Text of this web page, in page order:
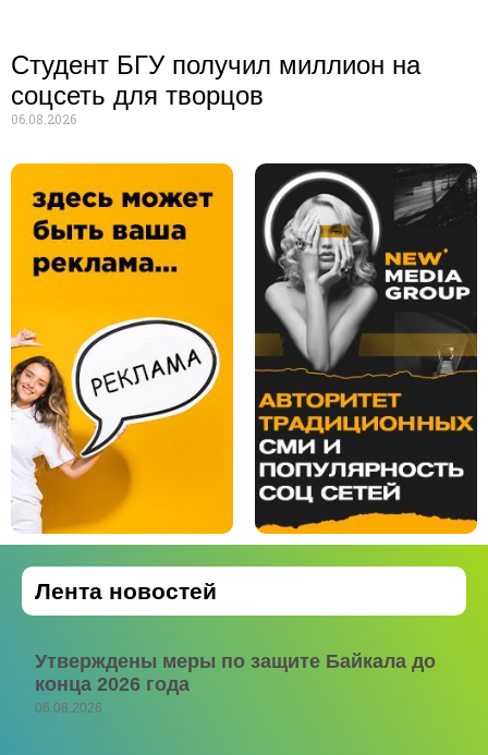
Студент БГУ получил миллион на
соцсеть для творцов
06.08.2026
Лента новостей
Утверждены меры по защите Байкала до
конца 2026 года
06.08.2026